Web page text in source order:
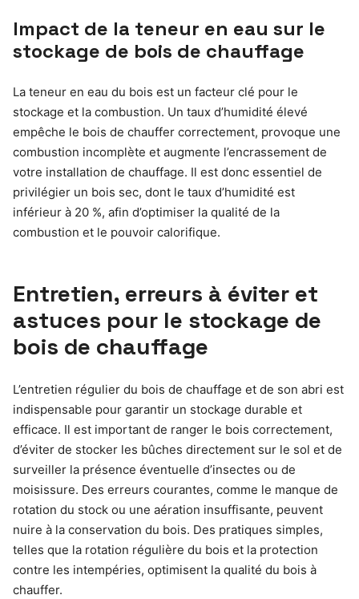
Impact de la teneur en eau sur le
stockage de bois de chauffage
La teneur en eau du bois est un facteur clé pour le
stockage et la combustion. Un taux d’humidité élevé
empêche le bois de chauffer correctement, provoque une
combustion incomplète et augmente l’encrassement de
votre installation de chauffage. Il est donc essentiel de
privilégier un bois sec, dont le taux d’humidité est
inférieur à 20 %, afin d’optimiser la qualité de la
combustion et le pouvoir calorifique.
Entretien, erreurs à éviter et
astuces pour le stockage de
bois de chauffage
L’entretien régulier du bois de chauffage et de son abri est
indispensable pour garantir un stockage durable et
efficace. Il est important de ranger le bois correctement,
d’éviter de stocker les bûches directement sur le sol et de
surveiller la présence éventuelle d’insectes ou de
moisissure. Des erreurs courantes, comme le manque de
rotation du stock ou une aération insuffisante, peuvent
nuire à la conservation du bois. Des pratiques simples,
telles que la rotation régulière du bois et la protection
contre les intempéries, optimisent la qualité du bois à
chauffer.